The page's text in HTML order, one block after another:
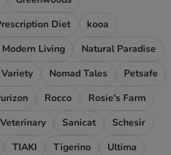
Diet
kooa
Modern Living
Natural Paradise
Nomad Tales
Petsafe
Rocco
Rosie's Farm
Sanicat
Schesir
TIAKI Tigerino
Ultima